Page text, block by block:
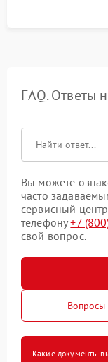
FAQ. Ответы
Вы можете
часто
сервисный
телефону+7
свой вопрос.
Вопросы
Какие документы